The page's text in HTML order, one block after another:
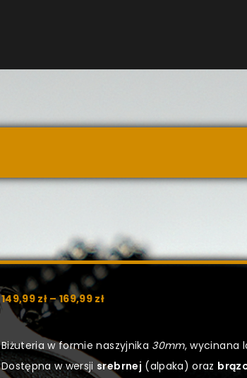
149,99 zł–169,99 zł
Biżuteria w formie naszyjnika 30mm, wycinana
Dostępna w wersjisrebrnej (alpaka) oraz